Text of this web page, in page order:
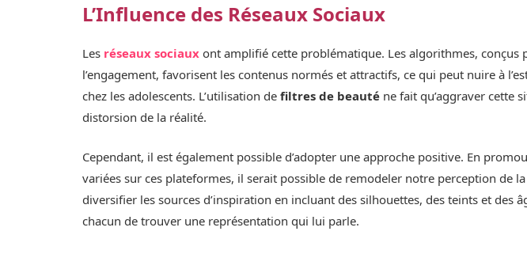
L’Influence des Réseaux Sociaux
Les réseaux sociaux ont amplifié cette problématique. Les algorithmes, conçus
l’engagement, favorisent les contenus normés et attractifs, ce qui peut nuire à
chez les adolescents. L’utilisation defiltres de beauté ne fait qu’aggraver cette
distorsion de la réalité.
Cependant, il est également possible d’adopter une approche positive. En
variées sur ces plateformes, il serait possible de remodeler notre perception de la
diversifier les sources d’inspiration en incluant des silhouettes, des teints et des
chacun de trouver une représentation qui lui parle.